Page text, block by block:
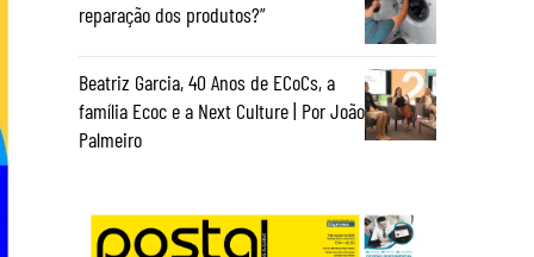
reparação dos produtos?”
Beatriz Garcia, 40 Anos de ECoCs, a
família Ecoc e a Next Culture | Por João
Palmeiro